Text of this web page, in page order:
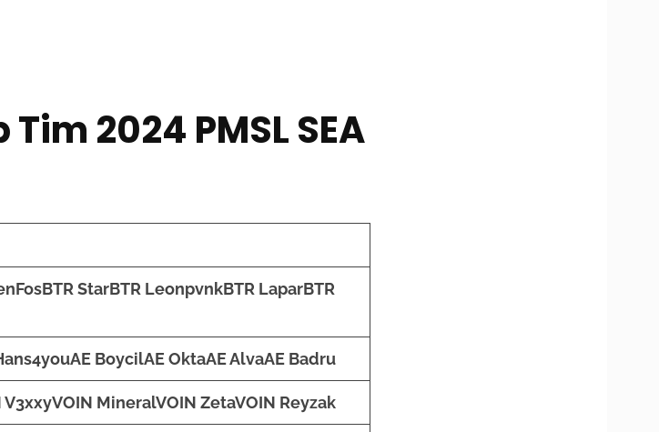
Tim 2024 PMSL SEA
BTR StarBTR LeonpvnkBTR LaparBTR
AE BoycilAE OktaAE AlvaAE Badru
V3xxyVOIN MineralVOIN ZetaVOIN Reyzak